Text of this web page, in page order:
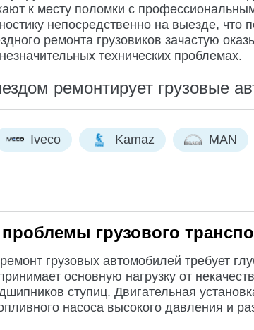
к месту поломки с
непосредственно на выезде, что
ремонта грузовиков зачастую
технических проблемах.
ремонтирует грузовые
Iveco Kamaz MAN
грузового
грузовых автомобилей требует
основную нагрузку от
ступиц. Двигательная
насоса высокого давления и